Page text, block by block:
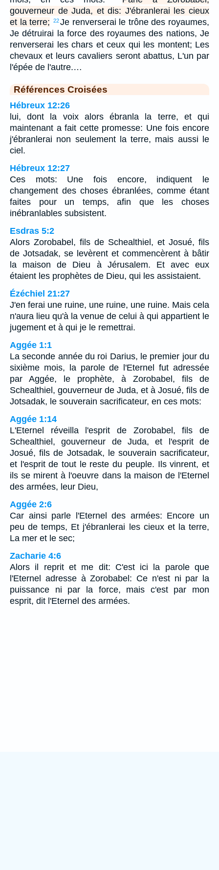
gouverneur de Juda, et dis: J'ébranlerai les cieux
et la terre;
22Je renverserai le trône des royaumes,
Je détruirai la force des royaumes des nations, Je
renverserai les chars et ceux qui les montent; Les
chevaux et leurs cavaliers seront abattus, L'un par
l'épée de l'autre.…
Références Croisées
Hébreux 12:26
lui, dont la voix alors ébranla la terre, et qui
maintenant a fait cette promesse: Une fois encore
j'ébranlerai non seulement la terre, mais aussi le
ciel.
Hébreux 12:27
Ces mots: Une fois encore, indiquent le
changement des choses ébranlées, comme étant
faites pour un temps, afin que les choses
inébranlables subsistent.
Esdras 5:2
Alors Zorobabel, fils de Schealthiel, et Josué, fils
de Jotsadak, se levèrent et commencèrent à bâtir
la maison de Dieu à Jérusalem. Et avec eux
étaient les prophètes de Dieu, qui les assistaient.
Ézéchiel 21:27
J'en ferai une ruine, une ruine, une ruine. Mais cela
n'aura lieu qu'à la venue de celui à qui appartient le
jugement et à qui je le remettrai.
Aggée 1:1
La seconde année du roi Darius, le premier jour du
sixième mois, la parole de l'Eternel fut adressée
par Aggée, le prophète, à Zorobabel, fils de
Schealthiel, gouverneur de Juda, et à Josué, fils de
Jotsadak, le souverain sacrificateur, en ces mots:
Aggée 1:14
L'Eternel réveilla l'esprit de Zorobabel, fils de
Schealthiel, gouverneur de Juda, et l'esprit de
Josué, fils de Jotsadak, le souverain sacrificateur,
et l'esprit de tout le reste du peuple. Ils vinrent, et
ils se mirent à l'oeuvre dans la maison de l'Eternel
des armées, leur Dieu,
Aggée 2:6
Car ainsi parle l'Eternel des armées: Encore un
peu de temps, Et j'ébranlerai les cieux et la terre,
La mer et le sec;
Zacharie 4:6
Alors il reprit et me dit: C'est ici la parole que
l'Eternel adresse à Zorobabel: Ce n'est ni par la
puissance ni par la force, mais c'est par mon
esprit, dit l'Eternel des armées.